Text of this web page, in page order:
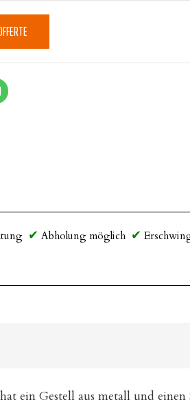
Abholung möglich
ein Gestell aus metall und einen